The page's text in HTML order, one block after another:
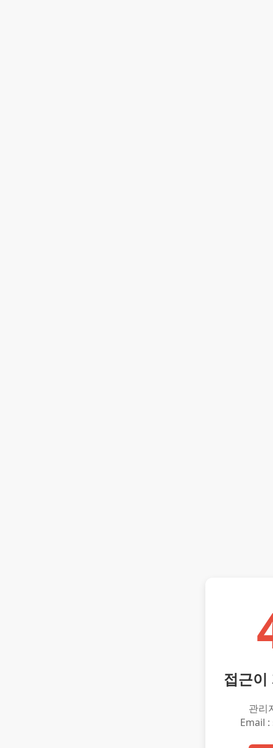
접근이
관리
Email